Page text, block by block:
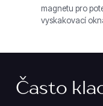
magnetu pro
vyskakovací
Často